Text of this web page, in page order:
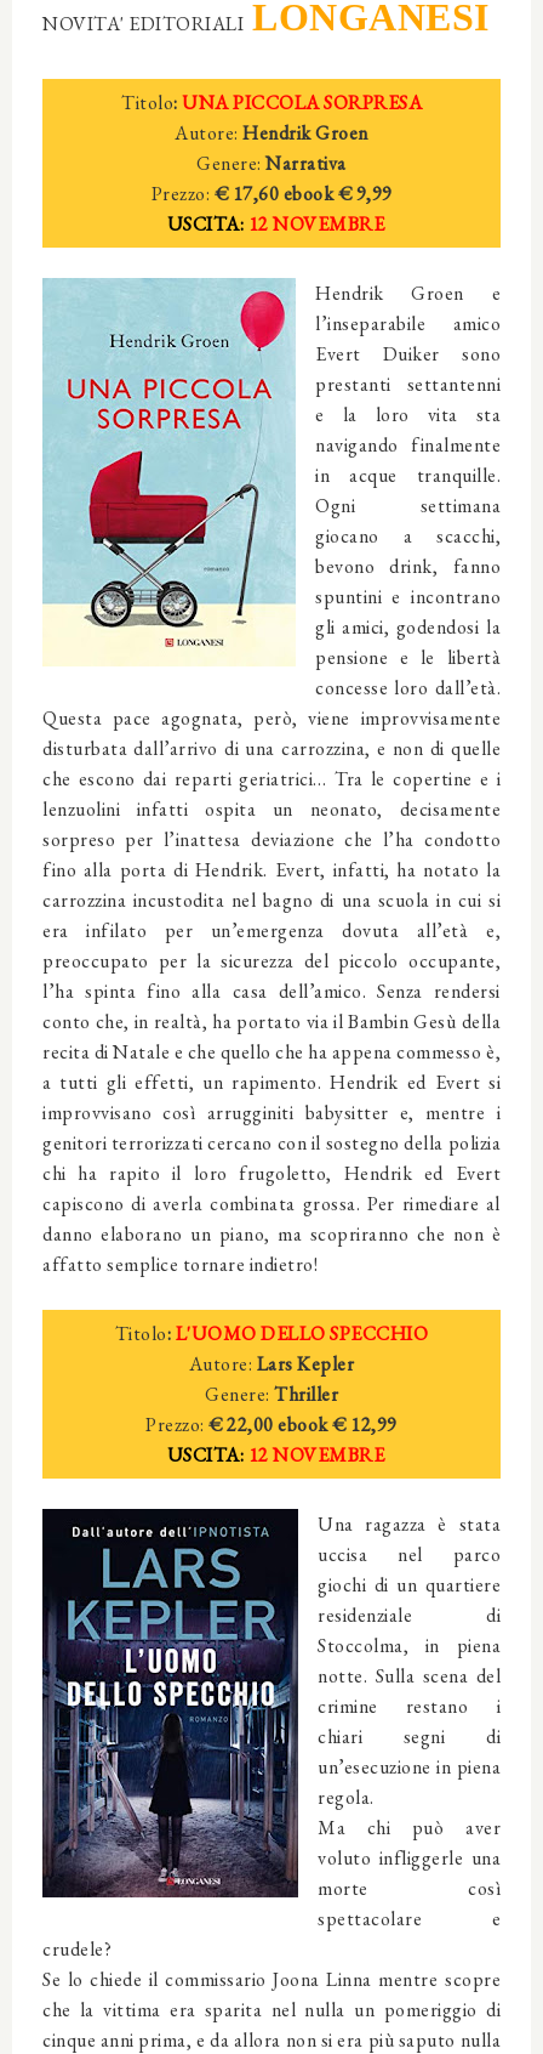
NOVITA' EDITORIALI LONGANESI
Titolo:UNA PICCOLA SORPRESA
Autore:Hendrik Groen
Genere:Narrativa
Prezzo: € 17,60ebook € 9,99
USCITA: 12 NOVEMBRE
Hendrik Groen e
l’inseparabile amico
Evert Duiker sono
prestanti settantenni
e la loro vita sta
navigando finalmente
in acque tranquille.
Ogni settimana
giocano a scacchi,
bevono drink, fanno
spuntini e incontrano
gli amici, godendosi la
pensione e le libertà
concesse loro dall’età.
Questa pace agognata, però, viene improvvisamente
disturbata dall’arrivo di una carrozzina, e non di quelle
che escono dai reparti geriatrici… Tra le copertine e i
lenzuolini infatti ospita un neonato, decisamente
sorpreso per l’inattesa deviazione che l’ha condotto
fino alla porta di Hendrik. Evert, infatti, ha notato la
carrozzina incustodita nel bagno di una scuola in cui si
era infilato per un’emergenza dovuta all’età e,
preoccupato per la sicurezza del piccolo occupante,
l’ha spinta fino alla casa dell’amico. Senza rendersi
conto che, in realtà, ha portato via il Bambin Gesù della
recita di Natale e che quello che ha appena commesso è,
a tutti gli effetti, un rapimento. Hendrik ed Evert si
improvvisano così arrugginiti babysitter e, mentre i
genitori terrorizzati cercano con il sostegno della polizia
chi ha rapito il loro frugoletto, Hendrik ed Evert
capiscono di averla combinata grossa. Per rimediare al
danno elaborano un piano, ma scopriranno che non è
affatto semplice tornare indietro!
Titolo:L'UOMO DELLO SPECCHIO
Autore: Lars Kepler
Genere: Thriller
Prezzo:€ 22,00 ebook € 12,99
USCITA: 12 NOVEMBRE
Una ragazza è stata
uccisa nel parco
giochi di un quartiere
residenziale di
Stoccolma, in piena
notte. Sulla scena del
crimine restano i
chiari segni di
un’esecuzione in piena
regola.
Ma chi può aver
voluto infliggerle una
morte così
spettacolare e
crudele?
Se lo chiede il commissario Joona Linna mentre scopre
che la vittima era sparita nel nulla un pomeriggio di
cinque anni prima, e da allora non si era più saputo nulla